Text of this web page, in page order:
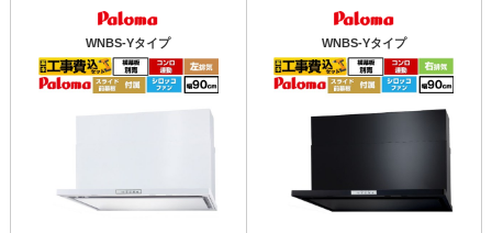
WNBS-Yタイプ WNBS-Yタイプ